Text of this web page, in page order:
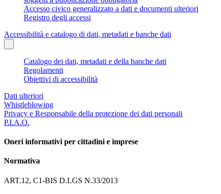
Accesso civico generalizzato a dati e documenti ulteriori
Registro degli accessi
Accessibilità e catalogo di dati, metadati e banche dati
Catalogo dei dati, metadati e della banche dati
Regolamenti
Obiettivi di accessibilità
Dati ulteriori
Whistleblowing
Privacy e Responsabile della protezione dei dati personali
P.I.A.O.
Oneri informativi per cittadini e imprese
Normativa
ART.12, C1-BIS D.LGS N.33/2013